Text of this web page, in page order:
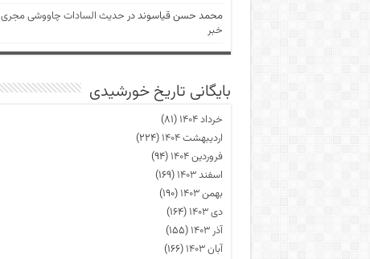
محمد حسن قیاسونددر حدیث السادات چاووشی مجری
خبر
بایگانی تاریخ خورشیدی
خرداد ۱۴۰۴
(۸۱)
اردیبهشت ۱۴۰۴
(۲۲۴)
فروردین ۱۴۰۴
(۹۴)
اسفند ۱۴۰۳
(۱۶۹)
بهمن ۱۴۰۳
(۱۹۰)
دی ۱۴۰۳
(۱۶۴)
آذر ۱۴۰۳
(۱۵۵)
آبان ۱۴۰۳
(۱۶۶)